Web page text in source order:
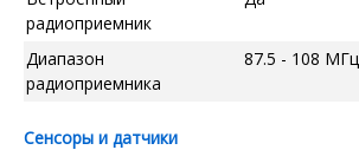
радиоприемник
Диапазон
радиоприемника
87.5 - 108 МГц
Сенсоры и датчики